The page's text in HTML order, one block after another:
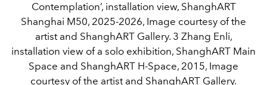
Contemplation’, installation view, ShanghART
Shanghai M50, 2025-2026, Image courtesy of the
artist and ShanghART Gallery. 3 Zhang Enli,
installation view of a solo exhibition, ShanghART Main
Space and ShanghART H-Space, 2015, Image
courtesy of the artist and ShanghART Gallery.